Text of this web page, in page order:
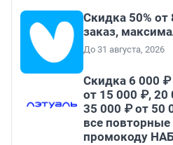
Скидка 50%
заказ,
До 31 августа, 2026
Скидка 6 000
от 15 000 ₽, 20
35 000 ₽ от 50
все
промокоду